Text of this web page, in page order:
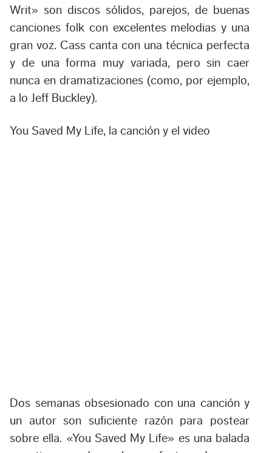
Writ» son discos sólidos, parejos, de buenas
canciones folk con excelentes melodias y una
gran voz. Cass canta con una técnica perfecta
y de una forma muy variada, pero sin caer
nunca en dramatizaciones (como, por ejemplo,
a lo Jeff Buckley).
You Saved My Life, la canción y el video
Dos semanas obsesionado con una canción y
un autor son suficiente razón para postear
sobre ella. «You Saved My Life» es una balada